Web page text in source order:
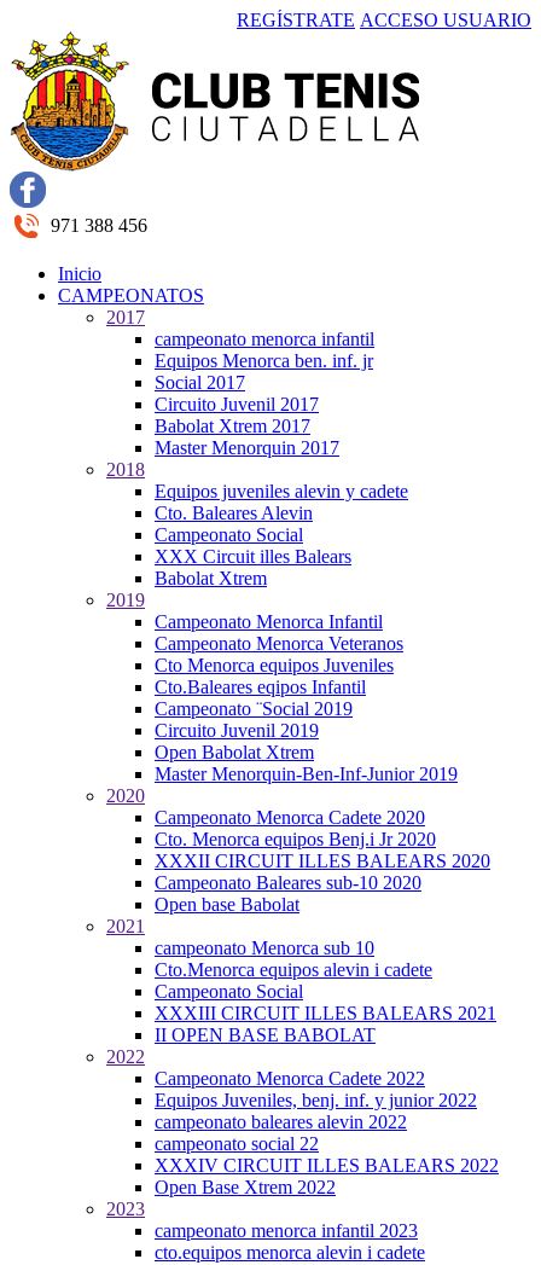
REGÍSTRATE ACCESO USUARIO
971 388 456
Inicio
CAMPEONATOS
2017
campeonato menorca infantil
Equipos Menorca ben. inf. jr
Social 2017
Circuito Juvenil 2017
Babolat Xtrem 2017
Master Menorquin 2017
2018
Equipos juveniles alevin y cadete
Cto. Baleares Alevin
Campeonato Social
XXX Circuit illes Balears
Babolat Xtrem
2019
Campeonato Menorca Infantil
Campeonato Menorca Veteranos
Cto Menorca equipos Juveniles
Cto.Baleares eqipos Infantil
Campeonato ¨Social 2019
Circuito Juvenil 2019
Open Babolat Xtrem
Master Menorquin-Ben-Inf-Junior 2019
2020
Campeonato Menorca Cadete 2020
Cto. Menorca equipos Benj.i Jr 2020
XXXII CIRCUIT ILLES BALEARS 2020
Campeonato Baleares sub-10 2020
Open base Babolat
2021
campeonato Menorca sub 10
Cto.Menorca equipos alevin i cadete
Campeonato Social
XXXIII CIRCUIT ILLES BALEARS 2021
II OPEN BASE BABOLAT
2022
Campeonato Menorca Cadete 2022
Equipos Juveniles, benj. inf. y junior 2022
campeonato baleares alevin 2022
campeonato social 22
XXXIV CIRCUIT ILLES BALEARS 2022
Open Base Xtrem 2022
2023
campeonato menorca infantil 2023
cto.equipos menorca alevin i cadete